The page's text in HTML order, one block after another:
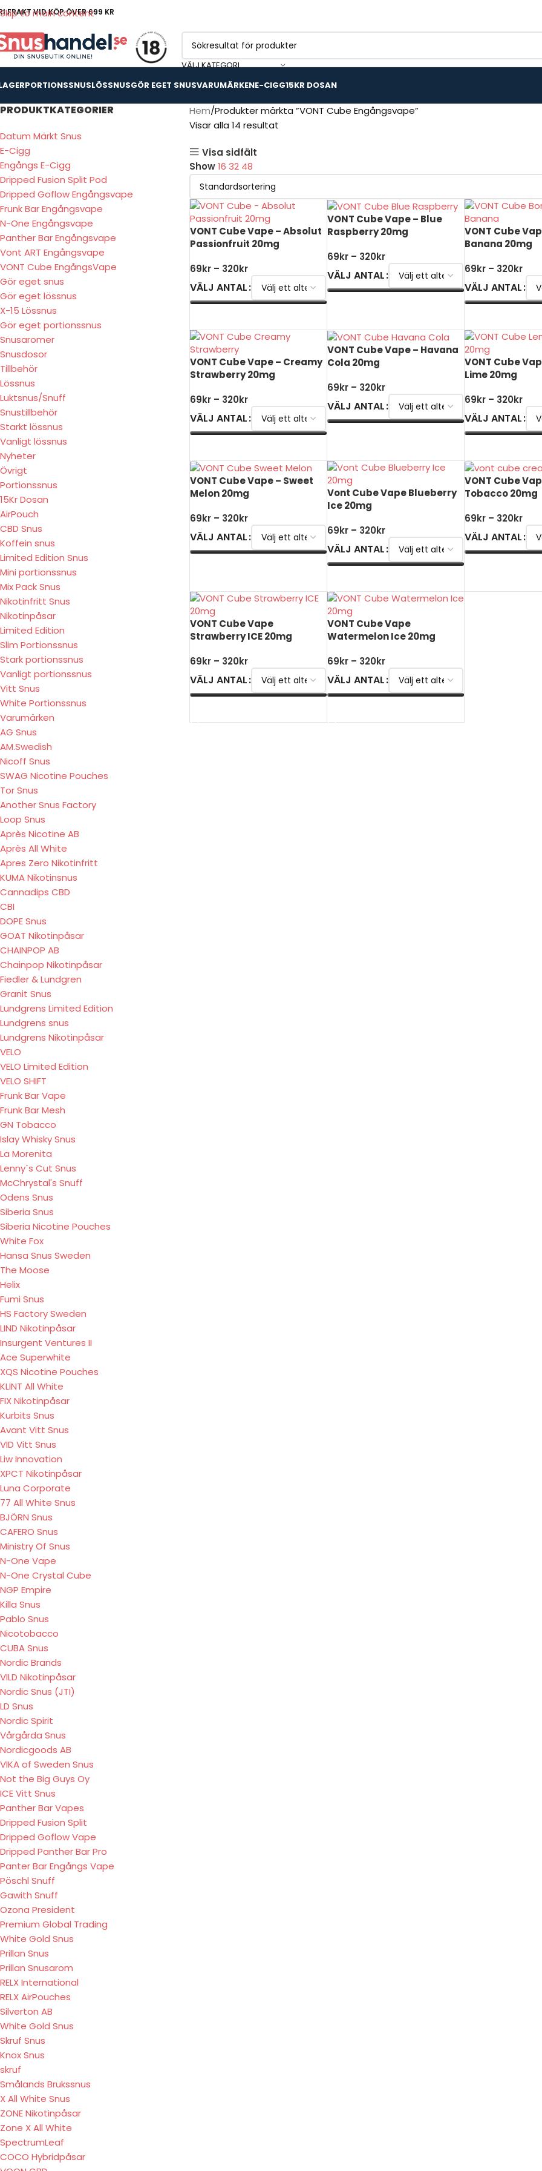
Skip to main content
FRAKT VID KÖP ÖVER 699 KR
VÄLJ KATEGORI
PORTIONSSNUSLÖSSNUSGÖR EGET SNUSVARUMÄRKENE-CIGG15KR DOSAN
PRODUKTKATEGORIER
Datum Märkt Snus
E-Cigg
Engångs E-Cigg
Dripped Fusion Split Pod
Dripped Goflow Engångsvape
Frunk Bar Engångsvape
N-One Engångsvape
Panther Bar Engångsvape
Vont ART Engångsvape
VONT Cube EngångsVape
Gör eget snus
Gör eget lössnus
X-15 Lössnus
Gör eget portionssnus
Snusaromer
Snusdosor
Tillbehör
Lössnus
Luktsnus/Snuff
Snustillbehör
Starkt lössnus
Vanligt lössnus
Nyheter
Övrigt
Portionssnus
15Kr Dosan
AirPouch
CBD Snus
Koffein snus
Limited Edition Snus
Mini portionssnus
Mix Pack Snus
Nikotinfritt Snus
Nikotinpåsar
Limited Edition
Slim Portionssnus
Stark portionssnus
Vanligt portionssnus
Vitt Snus
White Portionssnus
Varumärken
AG Snus
AM.Swedish
Nicoff Snus
SWAG Nicotine Pouches
Tor Snus
Another Snus Factory
Loop Snus
Après Nicotine AB
Après All White
Apres Zero Nikotinfritt
KUMA Nikotinsnus
Cannadips CBD
CBI
DOPE Snus
GOAT Nikotinpåsar
CHAINPOP AB
Chainpop Nikotinpåsar
Fiedler & Lundgren
Granit Snus
Lundgrens Limited Edition
Lundgrens snus
Lundgrens Nikotinpåsar
VELO
VELO Limited Edition
VELO SHIFT
Frunk Bar Vape
Frunk Bar Mesh
GN Tobacco
Islay Whisky Snus
La Morenita
Lenny´s Cut Snus
McChrystal's Snuff
Odens Snus
Siberia Snus
Siberia Nicotine Pouches
White Fox
Hansa Snus Sweden
The Moose
Helix
Fumi Snus
HS Factory Sweden
LIND Nikotinpåsar
Insurgent Ventures II
Ace Superwhite
XQS Nicotine Pouches
KLINT All White
FIX Nikotinpåsar
Kurbits Snus
Avant Vitt Snus
VID Vitt Snus
Liw Innovation
XPCT Nikotinpåsar
Luna Corporate
77 All White Snus
BJÖRN Snus
CAFERO Snus
Ministry Of Snus
N-One Vape
N-One Crystal Cube
NGP Empire
Killa Snus
Pablo Snus
Nicotobacco
CUBA Snus
Nordic Brands
VILD Nikotinpåsar
Nordic Snus (JTI)
LD Snus
Nordic Spirit
Vårgårda Snus
Nordicgoods AB
VIKA of Sweden Snus
Not the Big Guys Oy
ICE Vitt Snus
Panther Bar Vapes
Dripped Fusion Split
Dripped Goflow Vape
Dripped Panther Bar Pro
Panter Bar Engångs Vape
Pöschl Snuff
Gawith Snuff
Ozona President
Premium Global Trading
White Gold Snus
Prillan Snus
Prillan Snusarom
RELX International
RELX AirPouches
Silverton AB
White Gold Snus
Skruf Snus
Knox Snus
skruf
Smålands Brukssnus
X All White Snus
ZONE Nikotinpåsar
Zone X All White
SpectrumLeaf
COCO Hybridpåsar
Hem Produkter märkta ”VONT Cube Engångsvape”
Visar alla 14 resultat
Visa sidfält
Show16 32 48
VONT Cube Vape – Absolut
Passionfruit 20mg
69kr – 320kr
VÄLJ ANTAL
VONT Cube Vape – Blue
Raspberry 20mg
69kr – 320kr
VÄLJ ANTAL
VONT Cube
Banana 20mg
69kr – 320kr
VÄLJ ANTAL
VONT Cube Vape – Creamy
Strawberry 20mg
69kr – 320kr
VÄLJ ANTAL
VONT Cube Vape – Havana
Cola 20mg
69kr – 320kr
VÄLJ ANTAL
VONT Cube
Lime 20mg
69kr – 320kr
VÄLJ ANTAL
VONT Cube Vape – Sweet
Melon 20mg
69kr – 320kr
VÄLJ ANTAL
Vont Cube Vape Blueberry
Ice 20mg
69kr – 320kr
VÄLJ ANTAL
VONT Cube
Tobacco 20mg
69kr – 320kr
VÄLJ ANTAL
VONT Cube Vape
Strawberry ICE 20mg
69kr – 320kr
VÄLJ ANTAL
VONT Cube Vape
Watermelon Ice 20mg
69kr – 320kr
VÄLJ ANTAL